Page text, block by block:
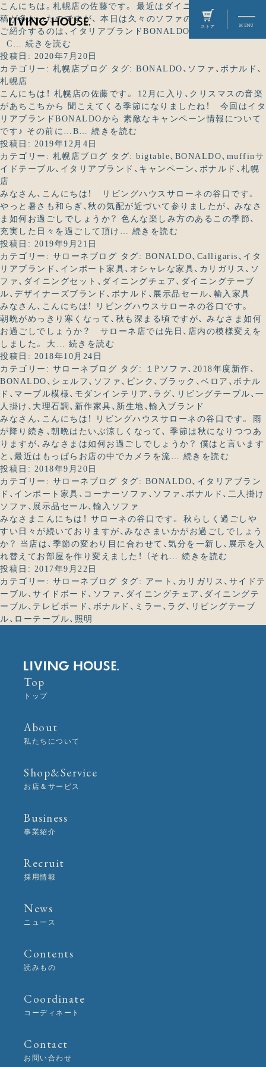
こんにちは。札幌店の佐藤です。 最近はダイニングテーブルの投
稿が多かったのですが、 本日は久々のソファの紹介です！ 今回
ご紹介するのは、イタリアブランドBONALDOのColorsソファ。
C… 続きを読む
部
屋
主
役
に
間
違
い
な
の
大
胆
な
ソ
フ
ァ！
投稿日: 2020年7月20日
カテゴリー: 札幌店ブログ タグ: BONALDO 、 ソファ 、 ボナルド 、
札幌店
こんにちは！ 札幌店の佐藤です。 12月に入り、クリスマスの音楽
があちこちから 聞こえてくる季節になりましたね！ 今回はイタ
リアブランドBONALDOから 素敵なキャンペーン情報について
です♪ その前に…B… 続きを読む
た
も
っ
と
虜
に！
か
ら
キ
ャ
ン
ペ
ー
報
♪
投稿日: 2019年12月4日
カテゴリー: 札幌店ブログ タグ: bigtable、 BONALDO、 muffinサ
イドテーブル、 イタリアブランド 、 キャンペーン 、 ボナルド 、 札幌
店
みなさん、こんにちは！ リビングハウスサローネの谷口です。
やっと暑さも和らぎ、秋の気配が近づいて参りましたが、 みなさ
ま如何お過ごしでしょうか？ 色んな楽しみ方のあるこの季節、
充実した日々を過ごして頂け… 続きを読む
ャ
レ
な
輸
入
家
具
な
ら
大
変
お
得！！
投稿日: 2019年9月21日
カテゴリー: サローネブログ タグ: BONALDO、 Calligaris 、 イタ
リアブランド 、 インポート家具、 オシャレな家具、 カリガリス 、 ソ
ファ 、 ダイニングセット 、 ダイニングチェア 、 ダイニングテーブ
ル 、 デザイナーズブランド 、 ボナルド 、 展示品セール、 輸入家具
みなさん、こんにちは！ リビングハウスサローネの谷口です。
朝晩がめっきり寒くなって、秋も深まる頃ですが、 みなさま如何
お過ごしでしょうか？ サローネ店では先日、店内の模様変えを
しました。 大… 続きを読む
ブ
ラ
ン
ド
最
新
作、
入
し
ま
し
た！
投稿日: 2018年10月24日
カテゴリー: サローネブログ タグ: １Pソファ 、 2018年度新作 、
BONALDO 、 シェルフ 、 ソファ 、 ピンク 、 ブラック 、 ベロア 、 ボナル
ド 、 マーブル模様 、 モダンインテリア 、 ラグ、 リビングテーブル 、 一
人掛け 、 大理石調 、 新作家具 、 新生地 、 輸入ブランド
みなさん、こんにちは！ リビングハウスサローネの谷口です。 雨
が降り続き、朝晩はたいぶ涼しくなって、 季節は秋になりつつあ
りますが、みなさまは如何お過ごしでしょうか？ 僕はと言います
と、最近はもっぱらお店の中でカメラを流… 続きを読む
落
な
入
家
具
今
が
お
投稿日: 2018年9月20日
カテゴリー: サローネブログ タグ: BONALDO、 イタリアブラン
ド 、 インポート家具 、 コーナーソファ 、 ソファ 、 ボナルド 、 二人掛け
ソファ 、 展示品セール、 輸入ソファ
みなさまこんにちは！ サローネの谷口です。 秋らしく過ごしや
すい日々が続いておりますが、みなさまいかがお過ごしでしょう
か？ 当店は、季節の変わり目に合わせて、気分を一新し、展示を入
れ替えてお部屋を作り変えました！ （それ… 続きを読む
あ
な
た
投稿日: 2017年9月22日
カテゴリー: サローネブログ タグ: アート 、 カリガリス 、 サイドテ
ーブル 、 サイドボード 、 ソファ 、 ダイニングチェア 、 ダイニングテ
ーブル 、 テレビボード 、 ボナルド 、 ミラー 、 ラグ、 リビングテーブ
ル 、 ローテーブル、 照明
Top
トップ
About
私たちについて
Shop&Service
お店＆サービス
Business
事業紹介
Recruit
採用情報
News
ニュース
Contents
読みもの
Coordinate
コーディネート
Contact
お問い合わせ